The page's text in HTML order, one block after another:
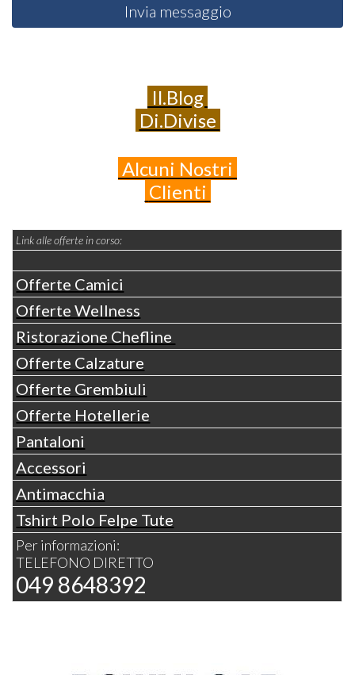
Invia messaggio
Il.Blog
Di.Divise
Alcuni Nostri
Clienti
Link alle offerte in corso:
Offerte Camici
Offerte Wellness
Ristorazione Chefline
Offerte Calzature
Offerte Grembiuli
Offerte Hotellerie
Pantaloni
Accessori
Antimacchia
Tshirt Polo Felpe Tute
Per informazioni:
TELEFONO DIRETTO
049 8648392